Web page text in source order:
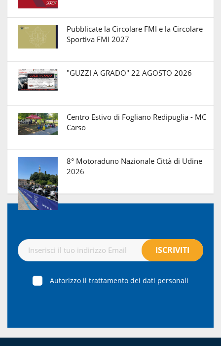
Pubblicate la Circolare FMI e la Circolare
Sportiva FMI 2027
"GUZZI A GRADO" 22 AGOSTO 2026
Centro Estivo di Fogliano Redipuglia - MC
Carso
8° Motoraduno Nazionale Città di Udine
2026
Autorizzo il trattamento dei dati personali